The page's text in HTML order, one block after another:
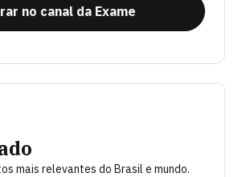
no canal da Exame
mais relevantes do Brasil e mundo.